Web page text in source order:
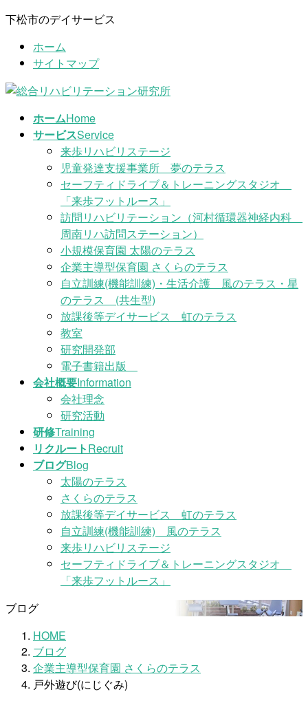
コ
ツ
ナ
シ
下松市のデイサービス
ホーム
サイトマップ
ホームHome
サービスService
来歩リハビリステージ
児童発達支援事業所 夢のテラス
セーフティドライブ＆トレーニングスタジオ
「来歩フットルース」
訪問リハビリテーション（河村循環器神経内科
周南リハ訪問ステーション）
小規模保育園 太陽のテラス
企業主導型保育園 さくらのテラス
自立訓練(機能訓練)・生活介護 風のテラス・星
のテラス (共生型)
放課後等デイサービス 虹のテラス
教室
研究開発部
電子書籍出版
会社概要Information
会社理念
研究活動
研修Training
リクルートRecruit
ブログBlog
太陽のテラス
さくらのテラス
放課後等デイサービス 虹のテラス
自立訓練(機能訓練) 風のテラス
来歩リハビリステージ
セーフティドライブ＆トレーニングスタジオ
「来歩フットルース」
ブログ
HOME
ブログ
企業主導型保育園 さくらのテラス
戸外遊び(にじぐみ)